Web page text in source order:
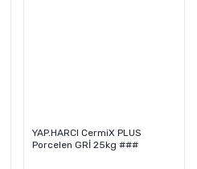
YAP.HARCI CermiX PLUS
Porcelen GRİ 25kg ###